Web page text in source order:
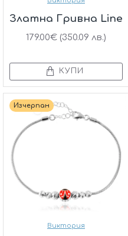
Златна Гривна Line
179.00€ (350.09 лв.)
КУПИ
Изчерпан
Виктория